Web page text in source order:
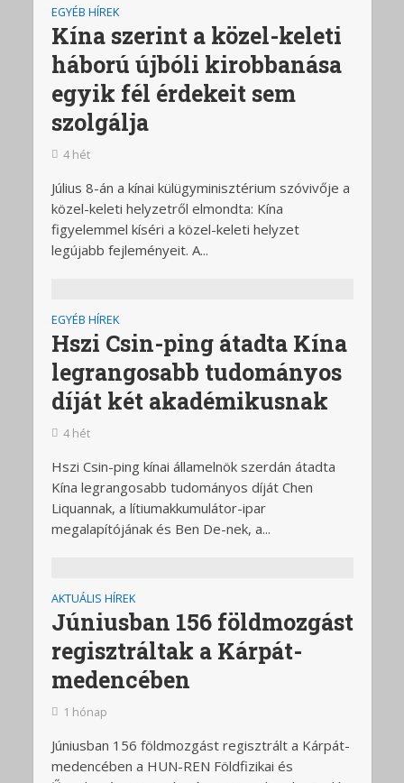
EGYÉB HÍREK
Kína szerint a közel-keleti
háború újbóli kirobbanása
egyik fél érdekeit sem
szolgálja
4 hét
Július 8-án a kínai külügyminisztérium szóvivője a
közel-keleti helyzetről elmondta: Kína
figyelemmel kíséri a közel-keleti helyzet
legújabb fejleményeit. A...
EGYÉB HÍREK
Hszi Csin-ping átadta Kína
legrangosabb tudományos
díját két akadémikusnak
4 hét
Hszi Csin-ping kínai államelnök szerdán átadta
Kína legrangosabb tudományos díját Chen
Liquannak, a lítiumakkumulátor-ipar
megalapítójának és Ben De-nek, a...
AKTUÁLIS HÍREK
Júniusban 156 földmozgást
regisztráltak a Kárpát-
medencében
1 hónap
Júniusban 156 földmozgást regisztrált a Kárpát-
medencében a HUN-REN Földfizikai és